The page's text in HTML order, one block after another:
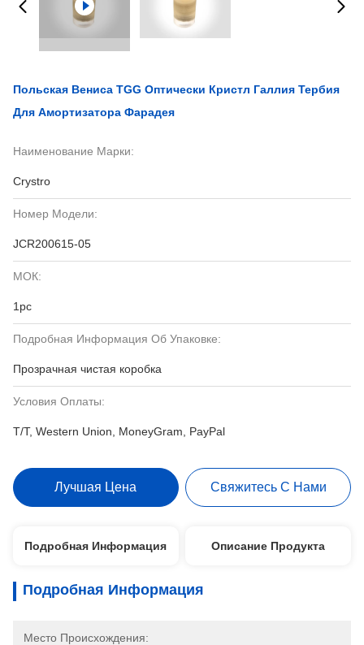
Польская Вениса TGG Оптически Кристл Галлия Тербия
Для Амортизатора Фарадея
Наименование Марки:
Crystro
Номер Модели:
JCR200615-05
МОК:
1pc
Подробная Информация Об Упаковке:
Прозрачная чистая коробка
Условия Оплаты:
T/T, Western Union, MoneyGram, PayPal
Лучшая Цена Свяжитесь С Нами
Подробная Информация Описание Продукта
Подробная Информация
Место Происхождения: